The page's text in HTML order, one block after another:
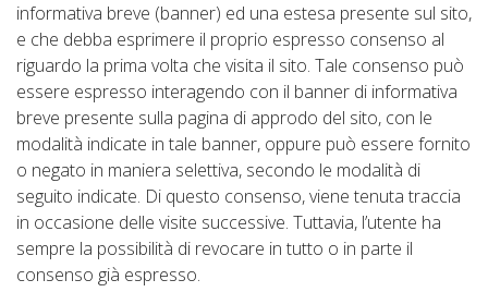
informativa breve (banner) ed una estesa presente sul sito,
e che debba esprimere il proprio espresso consenso al
riguardo la prima volta che visita il sito. Tale consenso può
essere espresso interagendo con il banner di informativa
breve presente sulla pagina di approdo del sito, con le
modalità indicate in tale banner, oppure può essere fornito
o negato in maniera selettiva, secondo le modalità di
seguito indicate. Di questo consenso, viene tenuta traccia
in occasione delle visite successive. Tuttavia, l’utente ha
sempre la possibilità di revocare in tutto o in parte il
consenso già espresso.